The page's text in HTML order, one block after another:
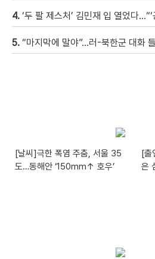
4. ‘두 팔 제스처’ 김민재 입 열었다
5. “마지막에 말야”…러-북한군 대화
[날씨]극한 폭염 주춤, 서울 35
도…동해안 ‘150mm↑ 호우’
[출
은